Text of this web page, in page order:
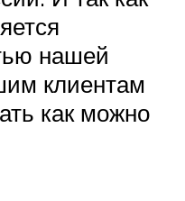
нашей
клиентам
как можно